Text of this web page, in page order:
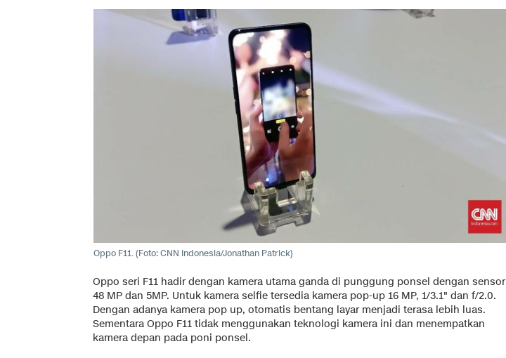
Oppo F11. (Foto: CNN Indonesia/Jonathan Patrick)
Oppo seri F11 hadir dengan kamera utama ganda di punggung ponsel dengan sensor
48 MP dan 5MP. Untuk kamera selfie tersedia kamera pop-up 16 MP, 1/3.1" dan f/2.0.
Dengan adanya kamera pop up, otomatis bentang layar menjadi terasa lebih luas.
Sementara Oppo F11 tidak menggunakan teknologi kamera ini dan menempatkan
kamera depan pada poni ponsel.